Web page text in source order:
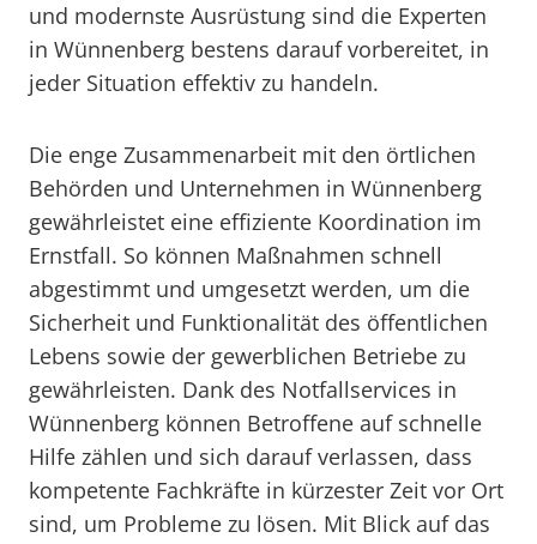
und modernste Ausrüstung sind die Experten
in Wünnenberg bestens darauf vorbereitet, in
jeder Situation effektiv zu handeln.
Die enge Zusammenarbeit mit den örtlichen
Behörden und Unternehmen in Wünnenberg
gewährleistet eine effiziente Koordination im
Ernstfall. So können Maßnahmen schnell
abgestimmt und umgesetzt werden, um die
Sicherheit und Funktionalität des öffentlichen
Lebens sowie der gewerblichen Betriebe zu
gewährleisten. Dank des Notfallservices in
Wünnenberg können Betroffene auf schnelle
Hilfe zählen und sich darauf verlassen, dass
kompetente Fachkräfte in kürzester Zeit vor Ort
sind, um Probleme zu lösen. Mit Blick auf das